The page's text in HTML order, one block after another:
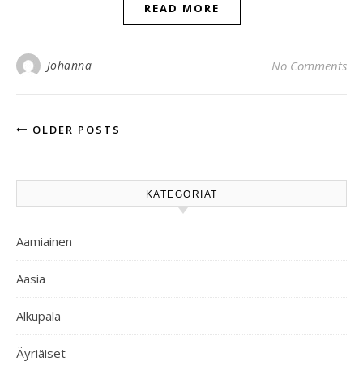
READ MORE
Johanna No Comments
OLDER POSTS
KATEGORIAT
Aamiainen
Aasia
Alkupala
Äyriäiset